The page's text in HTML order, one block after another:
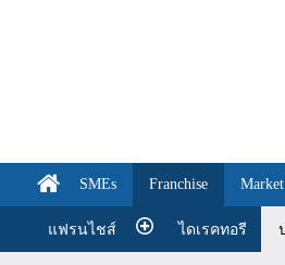
SMEs Franchise Market
แฟรนไชส์ ไดเรคทอรี